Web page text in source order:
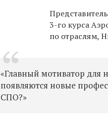
3-го курса
по отраслям,
«Главный мотиватор для
появляются новые
СПО?»